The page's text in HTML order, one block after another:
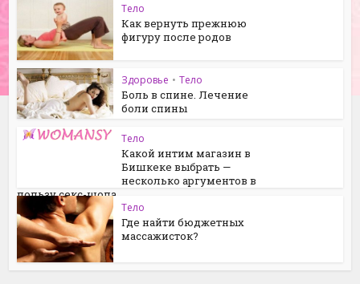
Тело
Как вернуть прежнюю
фигуру после родов
Здоровье • Тело
Боль в спине. Лечение
боли спины
Тело
Какой интим магазин в
Бишкеке выбрать —
несколько аргументов в
пользу секс-шопа...
Тело
Где найти бюджетных
массажисток?